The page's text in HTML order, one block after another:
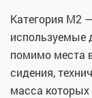
Категория M2
используемые
помимо места
сидения,
масса